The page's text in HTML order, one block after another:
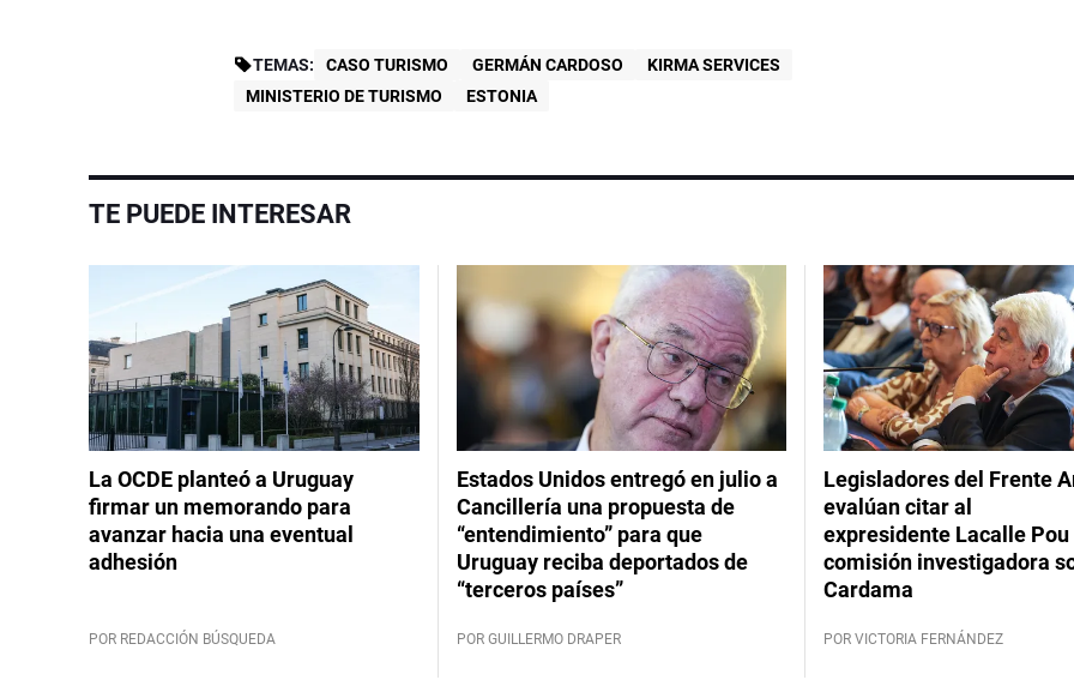
TEMAS: CASO TURISMO GERMÁN CARDOSO
KIRMA SERVICES
MINISTERIO DE TURISMO
ESTONIA
TE PUEDE INTERESAR
La OCDE planteó a Uruguay
firmar un memorando para
avanzar hacia una eventual
adhesión
POR REDACCIÓN BÚSQUEDA
Estados Unidos entregó en julio a
Cancillería una propuesta de
“entendimiento” para que
Uruguay reciba deportados de
“terceros países”
POR GUILLERMO DRAPER
Legisladores del Frente
evalúan citar al
expresidente Lacalle Pou
comisión investigadora
Cardama
POR VICTORIA FERNÁNDEZ